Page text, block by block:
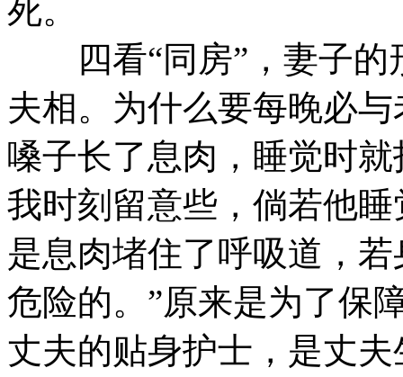
死。
四看“同房”，妻子的
夫相。为什么要每晚必
嗓子长了息肉，睡觉时
我时刻留意些，倘若他
是息肉堵住了呼吸道，
危险的。”原来是为了保
丈夫的贴身护士，是丈